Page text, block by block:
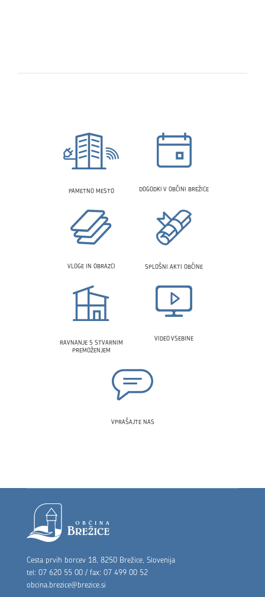
PAMETNO MESTO DOGODKI V OBČINI BREŽICE
VLOGE IN OBRAZCI SPLOŠNI AKTI OBČINE
RAVNANJE S STVARNIM
PREMOŽENJEM
VIDEO VSEBINE
VPRAŠAJTE NAS
Noga strani
Cesta prvih borcev 18, 8250 Brežice, Slovenija
tel: 07 620 55 00 / fax: 07 499 00 52
obcina.brezice@brezice.si